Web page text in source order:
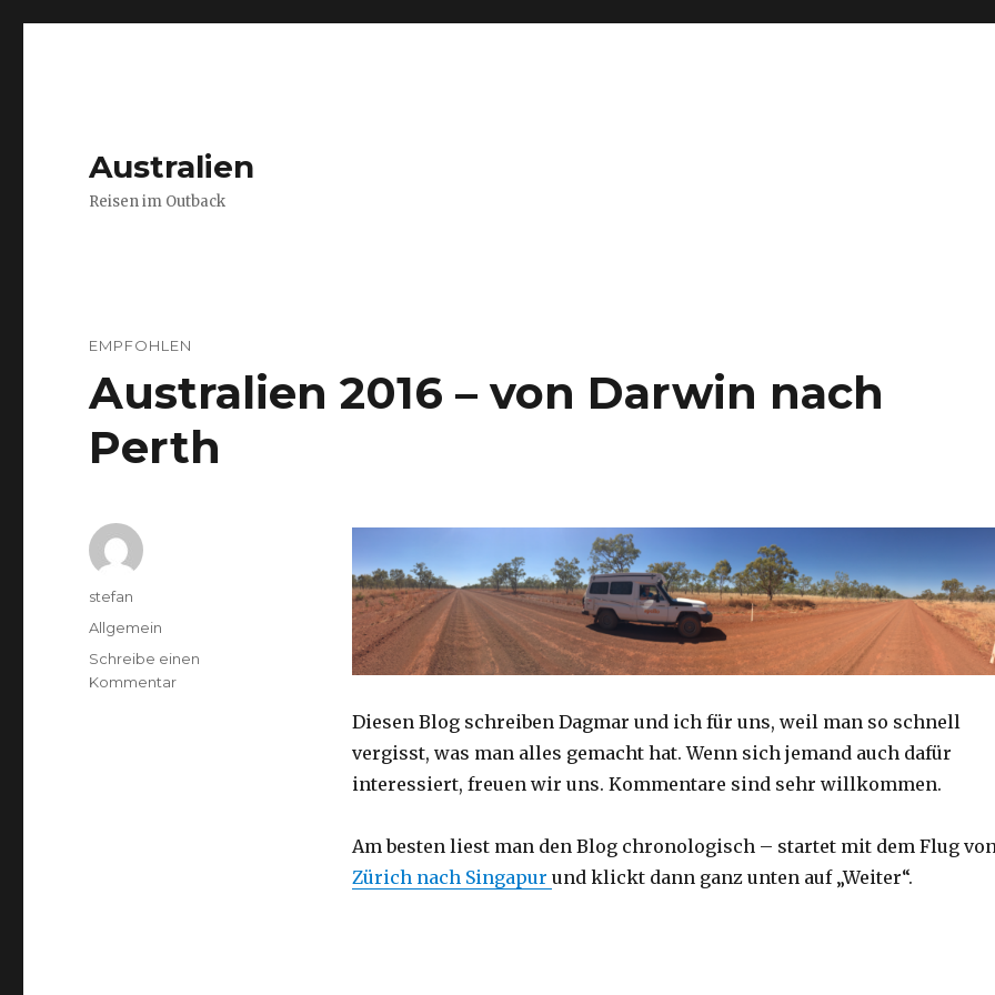
Australien
Reisen im Outback
EMPFOHLEN
Australien 2016 – von Darwin nach
Perth
Diesen Blog schreiben Dagmar und ich für uns, weil man so schnell
vergisst, was man alles gemacht hat. Wenn sich jemand auch dafür
interessiert, freuen wir uns. Kommentare sind sehr willkommen.
Am besten liest man den Blog chronologisch – startet mit dem Flug
Zürich nach Singapur und klickt dann ganz unten auf „Weiter“.
Autor
stefan
Kategorien
Allgemein
Schreibe einen
Kommentarzu